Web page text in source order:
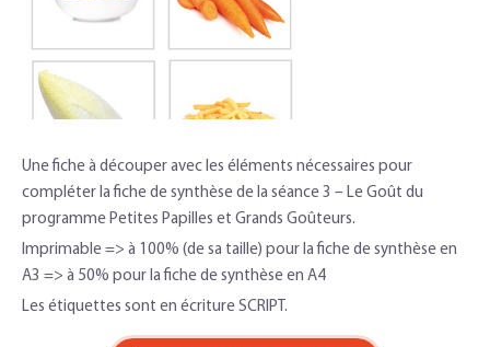
Une fiche à découper avec les éléments nécessaires pour
compléter la fiche de synthèse de la séance 3 – Le Goût du
programme Petites Papilles et Grands Goûteurs.
Imprimable => à 100% (de sa taille) pour la fiche de synthèse en
A3 => à 50% pour la fiche de synthèse en A4
Les étiquettes sont en écriture SCRIPT.